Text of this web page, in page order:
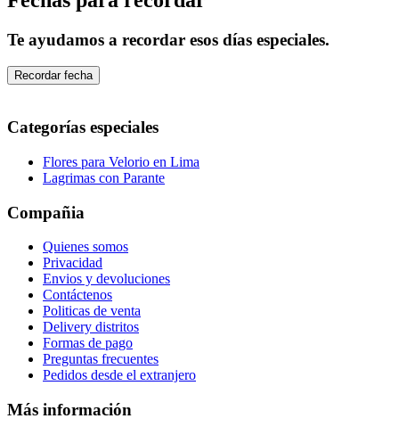
Te ayudamos a recordar esos días especiales.
Recordar fecha
Categorías especiales
Flores para Velorio en Lima
Lagrimas con Parante
Compañia
Quienes somos
Privacidad
Envios y devoluciones
Contáctenos
Politicas de venta
Delivery distritos
Formas de pago
Preguntas frecuentes
Pedidos desde el extranjero
Más información